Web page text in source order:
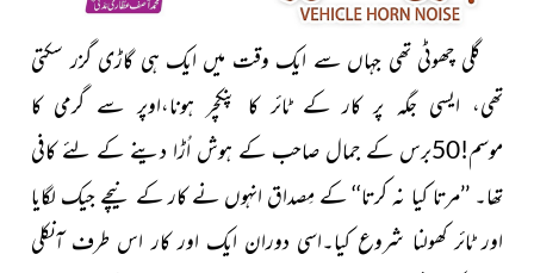
گلی چھوٹی تھی جہاں سے ایک وقت میں ایک ہی گاڑی گزر سکتی
تھی، ایسی جگہ پر کار کے ٹائر کا پنکچر ہونا،اوپر سے گرمی کا
موسم!50برس کے جمال صاحب کے ہوش اُڑا دینے کے لئے کافی
تھا۔ ’’مرتا کیا نہ کرتا‘‘ کے مِصداق انہوں نے کار کے نیچے جیک لگایا
اور ٹائر کھولنا شروع کیا۔اسی دوران ایک اور کار اس طرف آنکلی